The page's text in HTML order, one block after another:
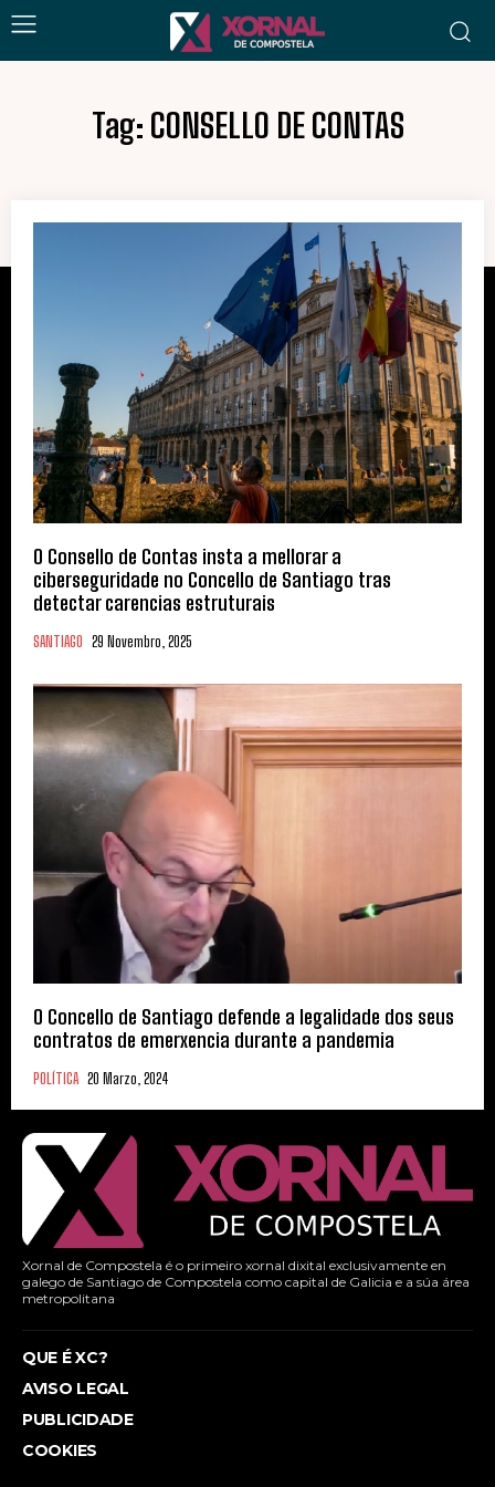
Tag: CONSELLO DE CONTAS
O Consello de Contas insta a mellorar a
ciberseguridade no Concello de Santiago tras
detectar carencias estruturais
SANTIAGO 29 Novembro, 2025
O Concello de Santiago defende a legalidade dos seus
contratos de emerxencia durante a pandemia
POLÍTICA 20 Marzo, 2024
Xornal de Compostela é o primeiro xornal dixital exclusivamente en
galego de Santiago de Compostela como capital de Galicia e a súa área
metropolitana
QUE É XC?
AVISO LEGAL
PUBLICIDADE
COOKIES